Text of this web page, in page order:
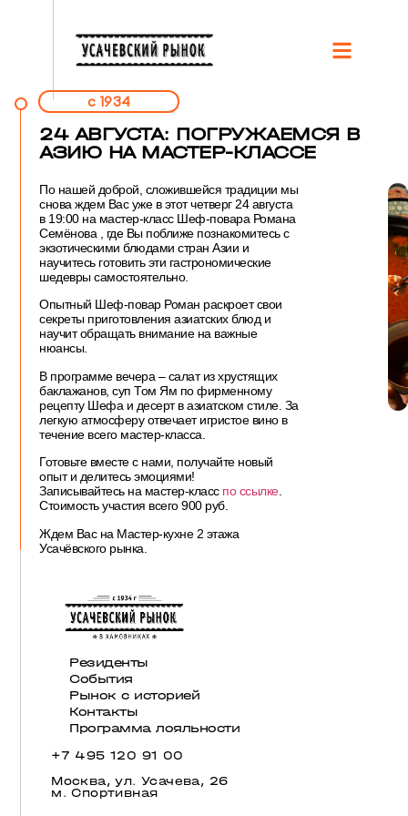
c 1934
24 АВГУСТА: ПОГРУЖАЕМСЯ В
АЗИЮ НА МАСТЕР-КЛАССЕ
По нашей доброй, сложившейся традиции мы
снова ждем Вас уже в этот четверг 24 августа
в 19:00 на мастер-класс Шеф-повара Романа
Семёнова , где Вы поближе познакомитесь с
экзотическими блюдами стран Азии и
научитесь готовить эти гастрономические
шедевры самостоятельно.
Опытный Шеф-повар Роман раскроет свои
секреты приготовления азиатских блюд и
научит обращать внимание на важные
нюансы.
В программе вечера – салат из хрустящих
баклажанов, суп Том Ям по фирменному
рецепту Шефа и десерт в азиатском стиле. За
легкую атмосферу отвечает игристое вино в
течение всего мастер-класса.
Готовьте вместе с нами, получайте новый
опыт и делитесь эмоциями!
Записывайтесь на мастер-класс по ссылке.
Стоимость участия всего 900 руб.
Ждем Вас на Мастер-кухне 2 этажа
Усачёвского рынка.
Резиденты
События
Рынок с историей
Контакты
Программа лояльности
+7 495 120 91 00
Москва, ул. Усачева, 26
м. Спортивная